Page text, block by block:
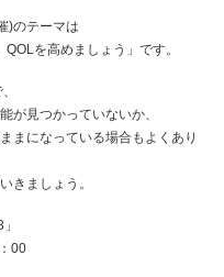
)のテーマは
を高めましょう」です。
が見つかっていないか、
まになっている場合もよくあり
きましょう。
00